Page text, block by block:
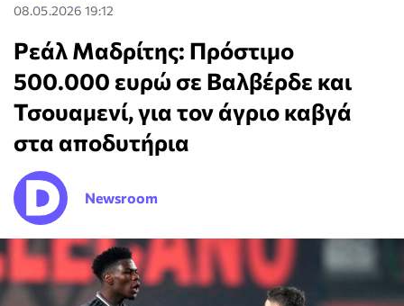
08.05.2026 19:12
Ρεάλ Μαδρίτης: Πρόστιμο
500.000 ευρώ σε Βαλβέρδε και
Τσουαμενί, για τον άγριο καβγά
στα αποδυτήρια
Newsroom